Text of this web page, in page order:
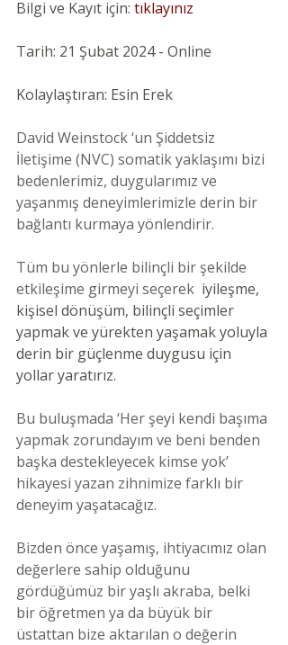
Bilgi ve Kayıt için: tıklayınız
Tarih: 21 Şubat 2024 - Online
Kolaylaştıran: Esin Erek
David Weinstock ‘un Şiddetsiz
İletişime (NVC) somatik yaklaşımı bizi
bedenlerimiz, duygularımız ve
yaşanmış deneyimlerimizle derin bir
bağlantı kurmaya yönlendirir.
Tüm bu yönlerle bilinçli bir şekilde
etkileşime girmeyi seçerek iyileşme,
kişisel dönüşüm, bilinçli seçimler
yapmak ve yürekten yaşamak yoluyla
derin bir güçlenme duygusu için
yollar yaratırız.
Bu buluşmada ‘Her şeyi kendi başıma
yapmak zorundayım ve beni benden
başka destekleyecek kimse yok’
hikayesi yazan zihnimize farklı bir
deneyim yaşatacağız.
Bizden önce yaşamış, ihtiyacımız olan
değerlere sahip olduğunu
gördüğümüz bir yaşlı akraba, belki
bir öğretmen ya da büyük bir
üstattan bize aktarılan o değerin